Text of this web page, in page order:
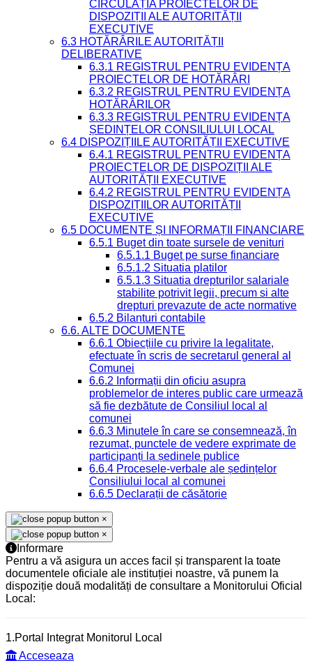
CIRCULAȚIA PROIECTELOR DE
DISPOZIȚII ALE AUTORITĂȚII
EXECUTIVE
6.3 HOTĂRÂRILE AUTORITĂȚII
DELIBERATIVE
6.3.1 REGISTRUL PENTRU EVIDENȚA
PROIECTELOR DE HOTĂRÂRI
6.3.2 REGISTRUL PENTRU EVIDENȚA
HOTĂRÂRILOR
6.3.3 REGISTRUL PENTRU EVIDENȚA
ȘEDINȚELOR CONSILIULUI LOCAL
6.4 DISPOZIȚIILE AUTORITĂȚII EXECUTIVE
6.4.1 REGISTRUL PENTRU EVIDENȚA
PROIECTELOR DE DISPOZIȚII ALE
AUTORITĂȚII EXECUTIVE
6.4.2 REGISTRUL PENTRU EVIDENȚA
DISPOZIȚIILOR AUTORITĂȚII
EXECUTIVE
6.5 DOCUMENTE ȘI INFORMAȚII FINANCIARE
6.5.1 Buget din toate sursele de venituri
6.5.1.1 Buget pe surse financiare
6.5.1.2 Situatia platilor
6.5.1.3 Situatia drepturilor salariale
stabilite potrivit legii, precum si alte
drepturi prevazute de acte normative
6.5.2 Bilanturi contabile
6.6. ALTE DOCUMENTE
6.6.1 Obiecțiile cu privire la legalitate,
efectuate în scris de secretarul general al
Comunei
6.6.2 Informații din oficiu asupra
problemelor de interes public care urmează
să fie dezbătute de Consiliul local al
comunei
6.6.3 Minutele în care se consemnează, în
rezumat, punctele de vedere exprimate de
participanți la ședinele publice
6.6.4 Procesele-verbale ale ședințelor
Consiliului local al comunei
6.6.5 Declarații de căsătorie
×
×
Informare
Pentru a vă asigura un acces facil și transparent la toate
documentele oficiale ale instituției noastre, vă punem la
dispoziție două modalități de consultare a Monitorului Oficial
Local:
1.Portal Integrat Monitorul Local
Acceseaza